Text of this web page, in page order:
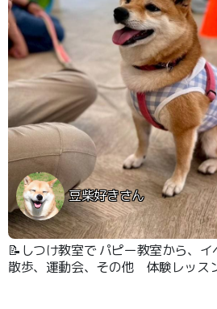
豆柴好きさん
📝しつけ教室で パピー教室から、
散歩、運動会、その他 体験レッス